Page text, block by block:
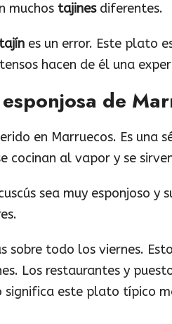
muchos tajinesdiferentes.
tajín es un error. Este plato
hacen de él una
de
en Marruecos. Es una
cocinan al vapor y se
sea muy esponjoso y
sobre todo los viernes.
Los restaurantes y
significa este plato típico